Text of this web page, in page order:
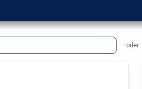
Sie die Vielfalt der IT-
Ihre digitale Zukunft.
oder